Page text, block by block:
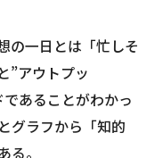
の一日とは「忙しそ
”アウトプッ
であることがわかっ
グラフから「知的
。